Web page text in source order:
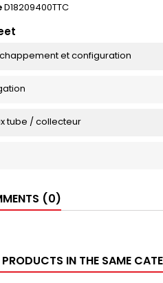
D18209400TTC
et configuration
tube / collecteur
(0)
IN THE SAME